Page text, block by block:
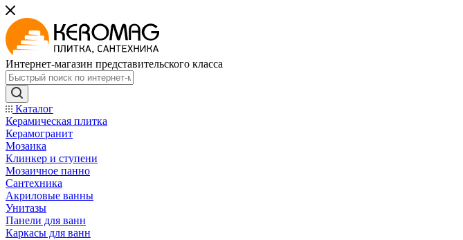
Интернет-магазин представительского класса
Каталог
Керамическая плитка
Керамогранит
Мозаика
Клинкер и ступени
Мозаичное панно
Сантехника
Акриловые ванны
Унитазы
Панели для ванн
Каркасы для ванн